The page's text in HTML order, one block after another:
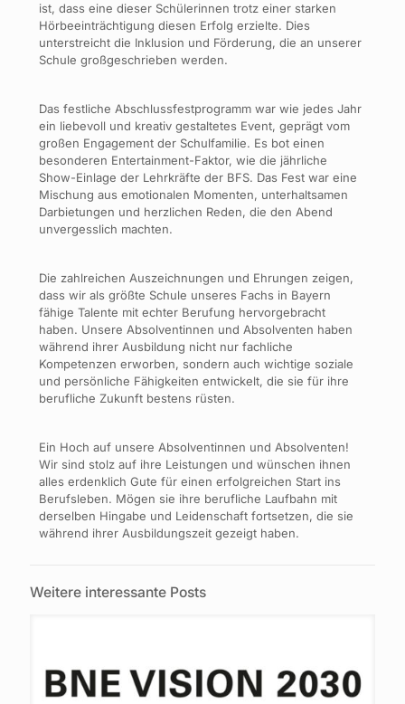
ist, dass eine dieser Schülerinnen trotz einer starken
Hörbeeinträchtigung diesen Erfolg erzielte. Dies
unterstreicht die Inklusion und Förderung, die an unserer
Schule großgeschrieben werden.
Das festliche Abschlussfestprogramm war wie jedes Jahr
ein liebevoll und kreativ gestaltetes Event, geprägt vom
großen Engagement der Schulfamilie. Es bot einen
besonderen Entertainment-Faktor, wie die jährliche
Show-Einlage der Lehrkräfte der BFS. Das Fest war eine
Mischung aus emotionalen Momenten, unterhaltsamen
Darbietungen und herzlichen Reden, die den Abend
unvergesslich machten.
Die zahlreichen Auszeichnungen und Ehrungen zeigen,
dass wir als größte Schule unseres Fachs in Bayern
fähige Talente mit echter Berufung hervorgebracht
haben. Unsere Absolventinnen und Absolventen haben
während ihrer Ausbildung nicht nur fachliche
Kompetenzen erworben, sondern auch wichtige soziale
und persönliche Fähigkeiten entwickelt, die sie für ihre
berufliche Zukunft bestens rüsten.
Ein Hoch auf unsere Absolventinnen und Absolventen!
Wir sind stolz auf ihre Leistungen und wünschen ihnen
alles erdenklich Gute für einen erfolgreichen Start ins
Berufsleben. Mögen sie ihre berufliche Laufbahn mit
derselben Hingabe und Leidenschaft fortsetzen, die sie
während ihrer Ausbildungszeit gezeigt haben.
Weitere interessante Posts